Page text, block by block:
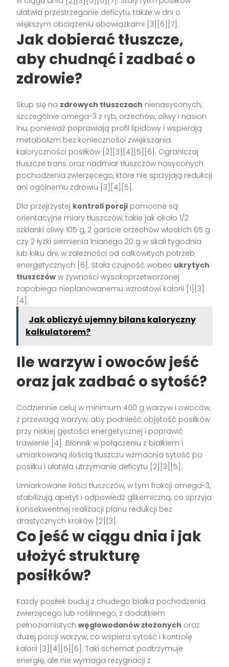
ułatwia przestrzeganie deficytu, także w dni o
większym obciążeniu obowiązkami [3][6][7].
Jak dobierać tłuszcze,
aby chudnąć i zadbać o
zdrowie?
Skup się na zdrowych tłuszczach nienasyconych,
szczególnie omega-3 z ryb, orzechów, oliwy i nasion
lnu, ponieważ poprawiają profil lipidowy i wspierają
metabolizm bez konieczności zwiększania
kaloryczności posiłków [2][3][4][5][6]. Ograniczaj
tłuszcze trans oraz nadmiar tłuszczów nasyconych
pochodzenia zwierzęcego, które nie sprzyjają redukcji
ani ogólnemu zdrowiu [3][4][5].
Dla przejrzystej kontroli porcji pomocne są
orientacyjne miary tłuszczów, takie jak około 1/2
szklanki oliwy 105 g, 2 garście orzechów włoskich 65 g
czy 2 łyżki siemienia lnianego 20 g w skali tygodnia
lub kilku dni, w zależności od całkowitych potrzeb
energetycznych [6]. Stała czujność wobec ukrytych
tłuszczów w żywności wysokoprzetworzonej
zapobiega nieplanowanemu wzrostowi kalorii [1][3]
[4].
Jak obliczyć ujemny bilans kaloryczny
kalkulatorem?
Ile warzyw i owoców jeść
oraz jak zadbać o sytość?
Codziennie celuj w minimum 400 g warzyw i owoców,
z przewagą warzyw, aby podnieść objętość posiłków
przy niskiej gęstości energetycznej i poprawić
trawienie [4]. Błonnik w połączeniu z białkiem i
umiarkowaną ilością tłuszczu wzmacnia sytość po
posiłku i ułatwia utrzymanie deficytu [2][3][5].
Umiarkowane ilości tłuszczów, w tym frakcji omega-3,
stabilizują apetyt i odpowiedź glikemiczną, co sprzyja
konsekwentnej realizacji planu redukcji bez
drastycznych kroków [2][3].
Co jeść w ciągu dnia i jak
ułożyć strukturę
posiłków?
Każdy posiłek buduj z chudego białka pochodzenia
zwierzęcego lub roślinnego, z dodatkiem
pełnoziarnistychwęglowodanów złożonych oraz
dużej porcji warzyw, co wspiera sytość i kontrolę
kalorii [3][4][5][6]. Taki schemat podtrzymuje
energię, ale nie wymaga rezygnacji z